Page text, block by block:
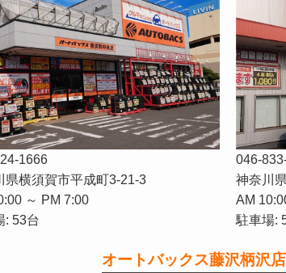
1666
県横須賀市平成町3-21-3
～ PM 7:00
: 53台
046-
神奈川
AM
駐車場:
オートバックス藤沢柄沢店